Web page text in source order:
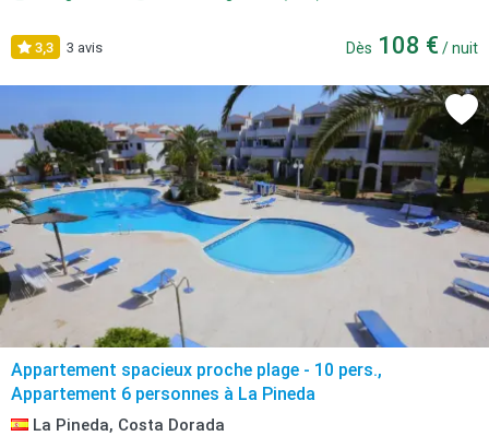
3,3 3 avis Dès 108 € / nuit
Appartement spacieux proche plage - 10 pers.,
Appartement 6 personnes à La Pineda
La Pineda, Costa Dorada